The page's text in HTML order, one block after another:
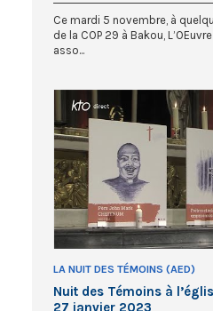
Ce mardi 5 novembre, à
de la COP 29 à Bakou,
asso...
LA NUIT DES TÉMOINS (AED)
Nuit des Témoins à
27 janvier 2023